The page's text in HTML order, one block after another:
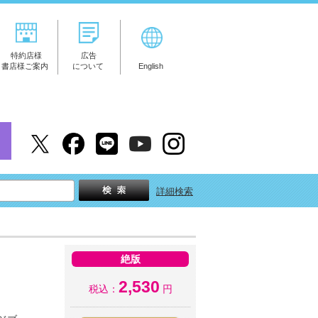
特約店様
書店様ご案内
広告
について
English
詳細検索
絶版
税込： 2,530 円